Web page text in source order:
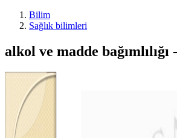
Bilim
Sağlık bilimleri
alkol ve madde